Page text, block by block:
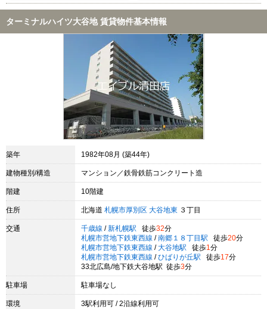
ターミナルハイツ大谷地 賃貸物件基本情報
築年 1982年08月 (築44年)
建物種別/構造 マンション／鉄骨鉄筋コンクリート造
階建 10階建
住所 北海道 札幌市厚別区 大谷地東 ３丁目
交通 千歳線 / 新札幌駅 徒歩32分
札幌市営地下鉄東西線 / 南郷１８丁目駅 徒歩20分
札幌市営地下鉄東西線 / 大谷地駅 徒歩1 分
札幌市営地下鉄東西線 / ひばりが丘駅 徒歩17分
33北広島/地下鉄大谷地駅 徒歩3分
駐車場 駐車場なし
環境
3駅利用可 / 2沿線利用可